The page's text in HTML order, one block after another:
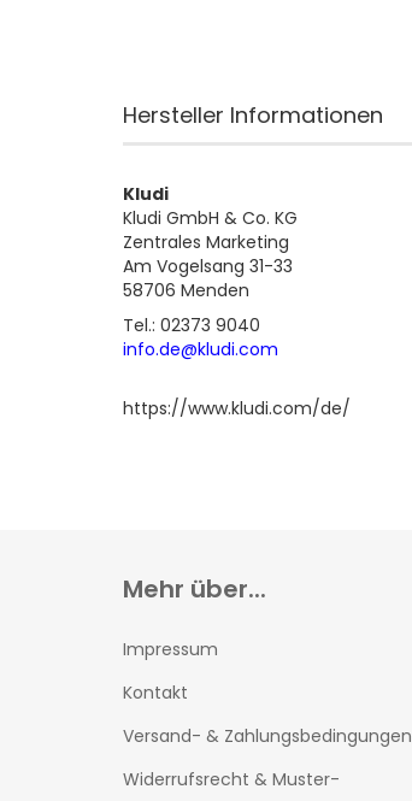
Hersteller Informationen
Kludi
Kludi GmbH & Co. KG
Zentrales Marketing
Am Vogelsang 31-33
58706 Menden
Tel.: 02373 9040
info.de@kludi.com
https://www.kludi.com/de/
Mehr über...
Impressum
Kontakt
Versand- & Zahlungsbedingungen
Widerrufsrecht & Muster-